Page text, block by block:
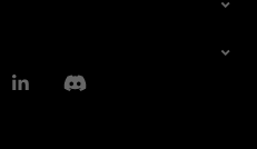
LinkedinDiscord